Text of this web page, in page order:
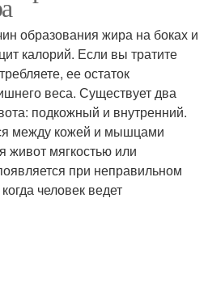
образования жира на боках и
калорий. Если вы тратите
ее остаток
веса. Существует два
подкожный и внутренний.
между кожей и мышцами
мягкостью или
при неправильном
человек ведет